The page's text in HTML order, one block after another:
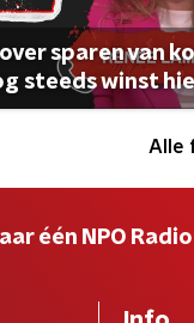
sparen van
steeds winst
Alle
één NPO